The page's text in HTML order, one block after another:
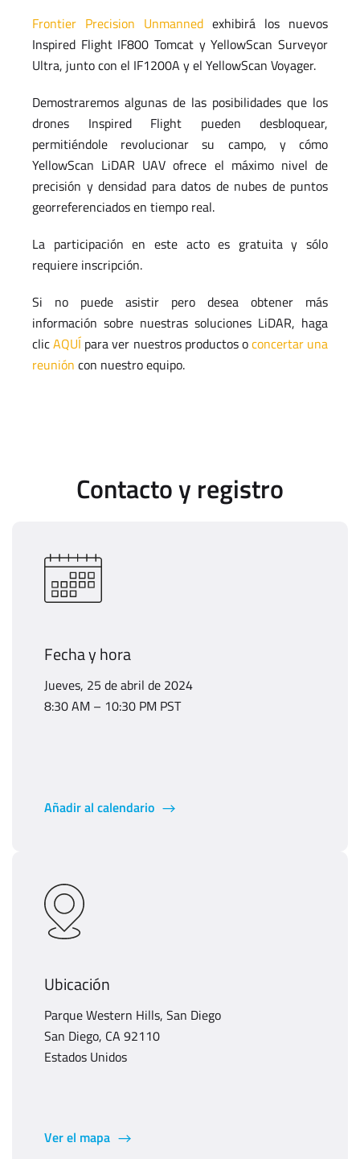
Frontier Precision Unmanned exhibirá los nuevos
Inspired Flight IF800 Tomcat y YellowScan Surveyor
Ultra, junto con el IF1200A y el YellowScan Voyager.
Demostraremos algunas de las posibilidades que los
drones Inspired Flight pueden desbloquear,
permitiéndole revolucionar su campo, y cómo
YellowScan LiDAR UAV ofrece el máximo nivel de
precisión y densidad para datos de nubes de puntos
georreferenciados en tiempo real.
La participación en este acto es gratuita y sólo
requiere inscripción.
Si no puede asistir pero desea obtener más
información sobre nuestras soluciones LiDAR, haga
clicAQUÍ para ver nuestros productos oconcertar una
reunión con nuestro equipo.
Contacto y registro
Fecha y hora
Jueves, 25 de abril de 2024
8:30 AM – 10:30 PM PST
Añadir al calendario
Ubicación
Parque Western Hills, San Diego
San Diego, CA 92110
Estados Unidos
Ver el mapa